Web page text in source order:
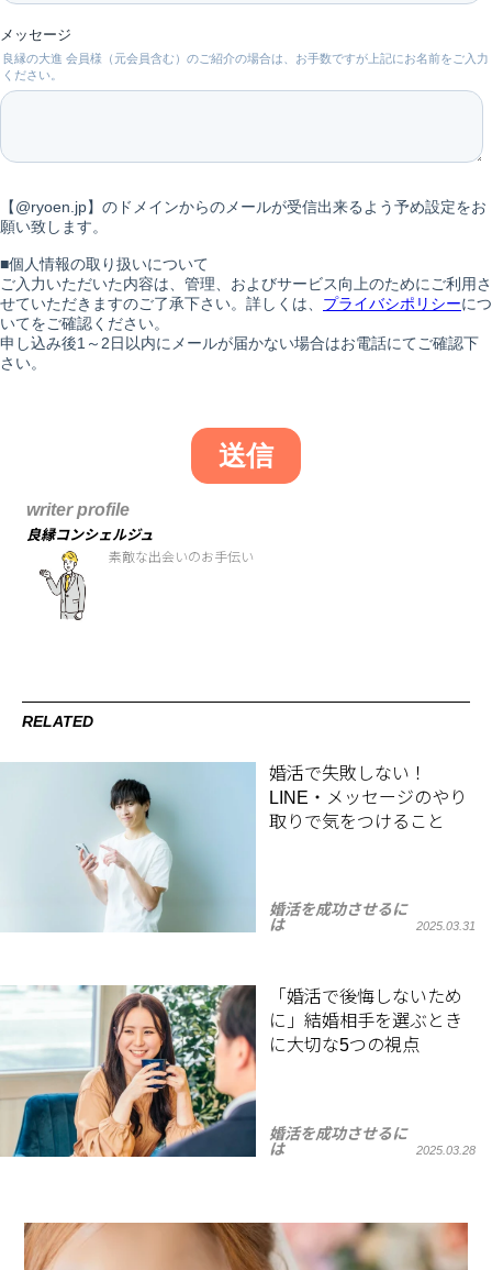
writer profile
良縁コンシェルジュ
素敵な出会いのお手伝い
RELATED
婚活で失敗しない！
LINE・メッセージのやり
取りで気をつけること
婚活を成功させるに
は
2025.03.31
「婚活で後悔しないため
に」結婚相手を選ぶとき
に大切な5つの視点
婚活を成功させるに
は
2025.03.28